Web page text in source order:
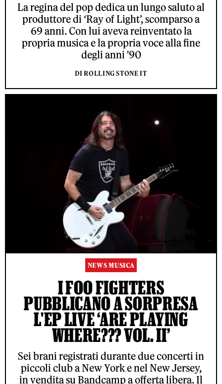
La regina del pop dedica un lungo saluto al
produttore di ‘Ray of Light’, scomparso a
69 anni. Con lui aveva reinventato la
propria musica e la propria voce alla fine
degli anni '90
DI ROLLING STONE IT
NEWS MUSICA
I FOO FIGHTERS
PUBBLICANO A SORPRESA
L'EP LIVE ‘ARE PLAYING
WHERE??? VOL. II’
Sei brani registrati durante due concerti in
piccoli club a New York e nel New Jersey,
in vendita su Bandcamp a offerta libera. Il